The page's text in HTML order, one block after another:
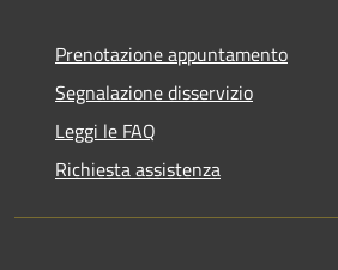
Prenotazione appuntamento
Segnalazione disservizio
Leggi le FAQ
Richiesta assistenza